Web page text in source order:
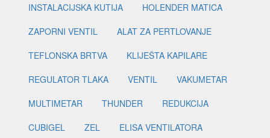
INSTALACIJSKA KUTIJA
HOLENDER MATICA
ZAPORNI VENTIL
ALAT ZA PERTLOVANJE
TEFLONSKA BRTVA
KLIJEŠTA KAPILARE
REGULATOR TLAKA
VENTIL
VAKUMETAR
MULTIMETAR
THUNDER
REDUKCIJA
CUBIGEL
ZEL
ELISA VENTILATORA